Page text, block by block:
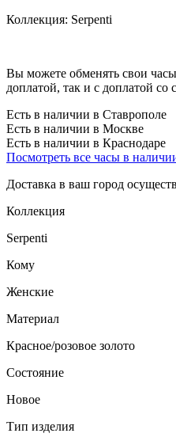
Коллекция: Serpenti
Вы можете обменять свои
доплатой, так и с доплатой со
Есть в наличии в Ставрополе
Есть в наличии в Москве
Есть в наличии в Краснодаре
Посмотреть все часы в
Доставка в ваш город
Коллекция
Serpenti
Кому
Женские
Материал
Красное/розовое золото
Состояние
Новое
Тип изделия